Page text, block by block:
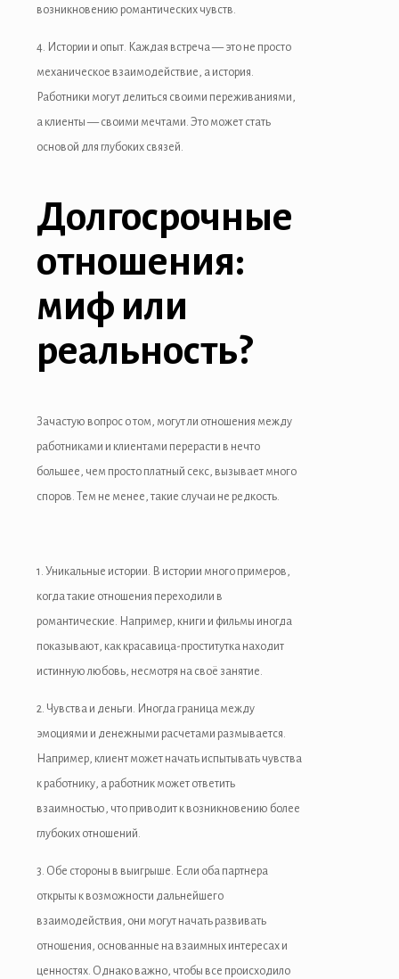
возникновению романтических чувств.
4. Истории и опыт. Каждая встреча — это не просто
механическое взаимодействие, а история.
Работники могут делиться своими переживаниями,
а клиенты — своими мечтами. Это может стать
основой для глубоких связей.
Долгосрочные
отношения:
миф или
реальность?
Зачастую вопрос о том, могут ли отношения между
работниками и клиентами перерасти в нечто
большее, чем просто платный секс, вызывает много
споров. Тем не менее, такие случаи не редкость.
1. Уникальные истории. В истории много примеров,
когда такие отношения переходили в
романтические. Например, книги и фильмы иногда
показывают, как красавица-проститутка находит
истинную любовь, несмотря на своё занятие.
2. Чувства и деньги. Иногда граница между
эмоциями и денежными расчетами размывается.
Например, клиент может начать испытывать чувства
к работнику, а работник может ответить
взаимностью, что приводит к возникновению более
глубоких отношений.
3. Обе стороны в выигрыше. Если оба партнера
открыты к возможности дальнейшего
взаимодействия, они могут начать развивать
отношения, основанные на взаимных интересах и
ценностях. Однако важно, чтобы все происходило